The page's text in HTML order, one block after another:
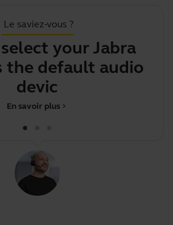
Le saviez-vous ?
your Jabra
the default audio
device on
chevron_right
En savoir plus